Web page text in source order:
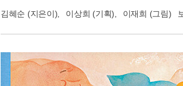
김혜순 (지은이), 이상희 (기획), 이재희 (그림)